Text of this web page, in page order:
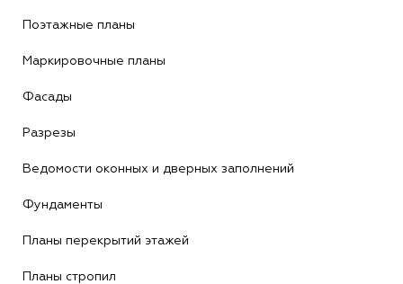
Поэтажные планы
Маркировочные планы
Фасады
Разрезы
Ведомости оконных и дверных заполнений
Фундаменты
Планы перекрытий этажей
Планы стропил